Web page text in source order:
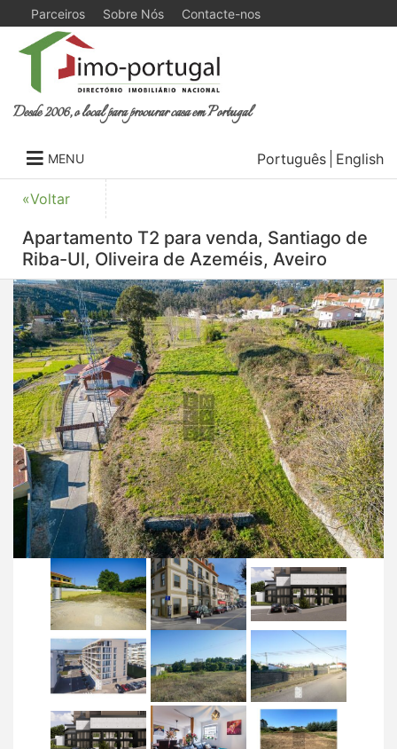
Parceiros Sobre Nós Contacte-nos
Desde 2006, o local para procurar casa em Portugal
MENU Português English
«Voltar
Apartamento T2 para venda, Santiago de
Riba-Ul, Oliveira de Azeméis, Aveiro